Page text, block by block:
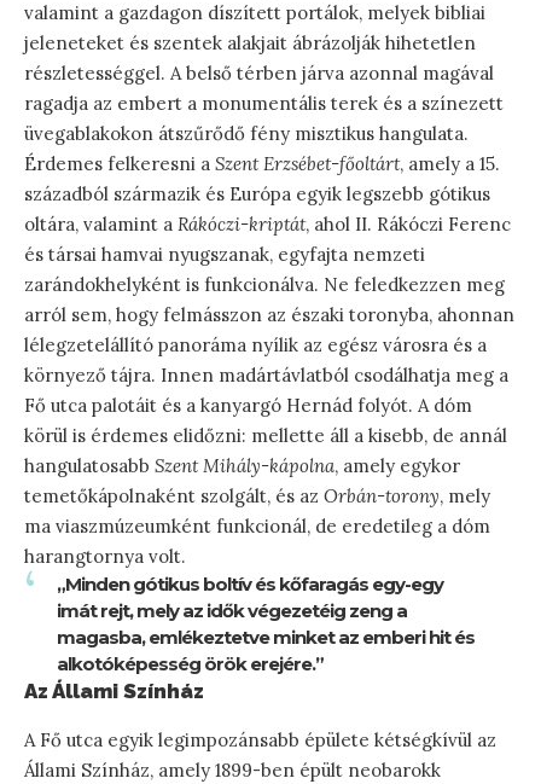
valamint a gazdagon díszített portálok, melyek bibliai
jeleneteket és szentek alakjait ábrázolják hihetetlen
részletességgel. A belső térben járva azonnal magával
ragadja az embert a monumentális terek és a színezett
üvegablakokon átszűrődő fény misztikus hangulata.
Érdemes felkeresni a Szent Erzsébet-főoltárt, amely a 15.
századból származik és Európa egyik legszebb gótikus
oltára, valamint a Rákóczi-kriptát, ahol II. Rákóczi Ferenc
és társai hamvai nyugszanak, egyfajta nemzeti
zarándokhelyként is funkcionálva. Ne feledkezzen meg
arról sem, hogy felmásszon az északi toronyba, ahonnan
lélegzetelállító panoráma nyílik az egész városra és a
környező tájra. Innen madártávlatból csodálhatja meg a
Fő utca palotáit és a kanyargó Hernád folyót. A dóm
körül is érdemes elidőzni: mellette áll a kisebb, de annál
hangulatosabb Szent Mihály-kápolna, amely egykor
temetőkápolnaként szolgált, és az Orbán-torony, mely
ma viaszmúzeumként funkcionál, de eredetileg a dóm
harangtornya volt.
„Minden gótikus boltív és kőfaragás egy-egy
imát rejt, mely az idők végezetéig zeng a
magasba, emlékeztetve minket az emberi hit és
alkotóképesség örök erejére.”
Az Állami Színház
A Fő utca egyik legimpozánsabb épülete kétségkívül az
Állami Színház, amely 1899-ben épült neobarokk